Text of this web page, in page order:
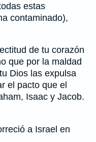
estas
contaminado),
de tu corazón
que por la maldad
Dios las expulsa
el pacto que el
Isaac y Jacob.
a Israel en